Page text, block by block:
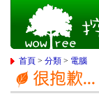
首頁 >分類 > 電腦